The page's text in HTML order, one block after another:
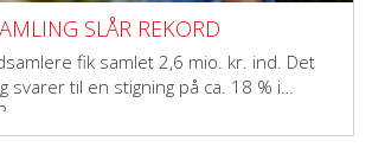
SLÅR REKORD
fik samlet 2,6 mio. kr. ind. Det
svarer til en stigning på ca. 18 % i